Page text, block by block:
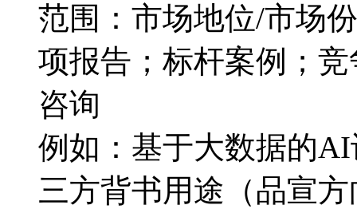
范围：市场地位/市场
项报告；标杆案例；
咨询
例如：基于大数据的
三方背书用途（品宣